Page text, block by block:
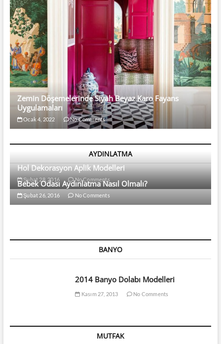
Zemin Döşemelerinde Siyah Beyaz Karo Fayans
Uygulamaları
Ocak 4, 2022 No Comments
AYDINLATMA
Hol Dekorasyon Aplik Modelleri
Şubat 28, 2016 No Comments
Bebek Odası Aydınlatma Nasıl Olmalı?
Şubat 26, 2016 No Comments
BANYO
2014 Banyo Dolabı Modelleri
Kasım 27, 2013 No Comments
MUTFAK